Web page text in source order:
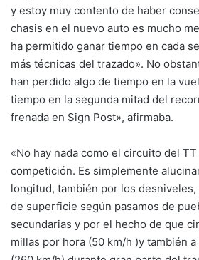
y estoy muy contento de haber
chasis en el nuevo auto es mucho
ha permitido ganar tiempo en cada
más técnicas del trazado». No
han perdido algo de tiempo en la
tiempo en la segunda mitad del
frenada en Sign Post», afirmaba.
«No hay nada como el circuito del
competición. Es simplemente
longitud, también por los
de superficie según pasamos de
secundarias y por el hecho de que
millas por hora (50 km/h )y también